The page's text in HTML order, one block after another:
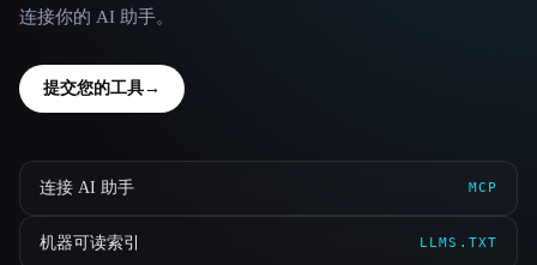
连接你的 AI 助手。
提交您的工具→
连接 AI 助手 MCP
机器可读索引 LLMS.TXT